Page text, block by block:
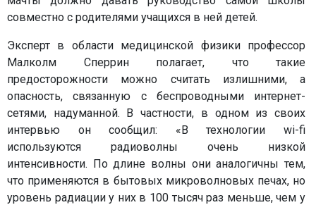
совместно с родителями учащихся в ней детей.
Эксперт в области медицинской физики профессор
Малколм Сперрин полагает, что такие
предосторожности можно считать излишними, а
опасность, связанную с беспроводными интернет-
сетями, надуманной. В частности, в одном из своих
интервью он сообщил: «В технологии wi-fi
используются радиоволны очень низкой
интенсивности. По длине волны они аналогичны тем,
что применяются в бытовых микроволновых печах, но
уровень радиации у них в 100 тысяч раз меньше, чем у